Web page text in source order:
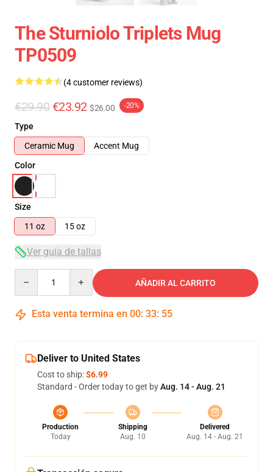
The Sturniolo Triplets Mug
TP0509
(4 customer reviews)
€29.90 €23.92 $26.00 -20%
Type
Ceramic Mug
Accent Mug
Color
Size
11 oz
15 oz
Ver guía de tallas
AÑADIR AL CARRITO
Esta venta termina en 00: 33: 54
Deliver to United States
Cost to ship:$6.99
Standard - Order today to get byAug. 14 - Aug. 21
Production
Today
Shipping
Aug. 10
Delivered
Aug. 14 - Aug. 21